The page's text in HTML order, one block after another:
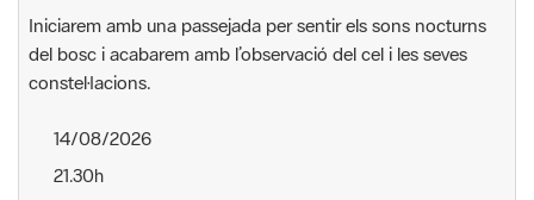
Iniciarem amb una passejada per sentir els sons nocturns
del bosc i acabarem amb l’observació del cel i les seves
constel·lacions.
14/08/2026
21.30h